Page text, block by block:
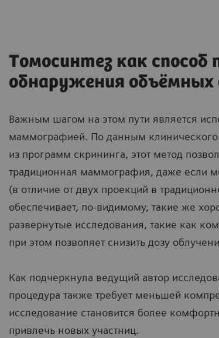
Томосинтез как
обнаружения объёмных
Важным шагом на этом пути является
маммографией. По данным
из программ скрининга, этот метод
традиционная маммография, даже если
(в отличие от двух проекций в
обеспечивает, по-видимому, такие же
развернутые исследования, такие как
при этом позволяет снизить дозу
Как подчеркнула ведущий автор
процедура также требует меньшей
исследование становится более
привлечь новых участниц.